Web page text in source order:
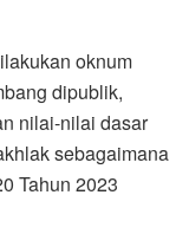
oknum
dipublik,
nilai-nilai dasar
sebagaimana
Tahun 2023